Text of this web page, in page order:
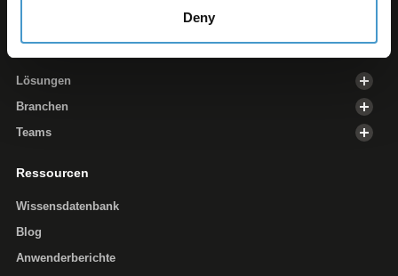
Deny
Lösungen
Lösungen
Branchen
Teams
Ressourcen
Wissensdatenbank
Blog
Anwenderberichte